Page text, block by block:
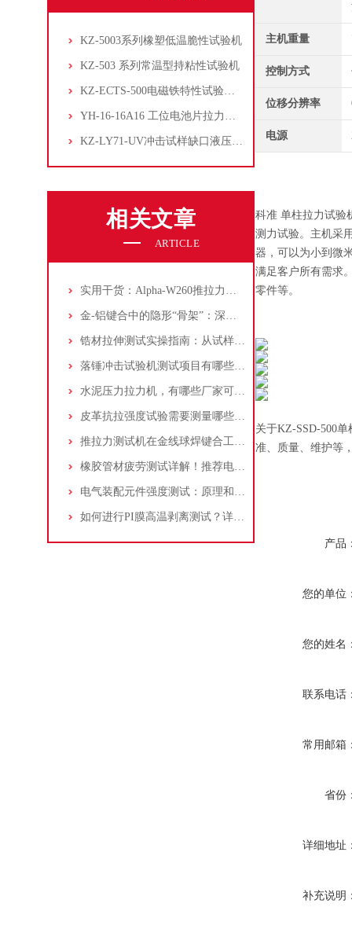
KZ-5003系列橡塑低温脆性试验机
KZ-503 系列常温型持粘性试验机
KZ-ECTS-500电磁铁特性试验系统
YH-16-16A16 工位电池片拉力试验机
KZ-LY71-UV冲击试样缺口液压拉床
相关文章
ARTICLE
实用干货：Alpha-W260推拉力测试机使用教程与注意事项
金-铝键合中的隐形“骨架”：深入解析金属间化合物对剪切性能的影响
锆材拉伸测试实操指南：从试样准备到数据输出的完整流程
落锤冲击试验机测试项目有哪些？五种冲击试验方法及标准介绍
水泥压力拉力机，有哪些厂家可以选择？应该注意什么？
皮革抗拉强度试验需要测量哪些力值数据？
推拉力测试机在金线球焊键合工艺可靠性分析中的应用：附原理与步骤
橡胶管材疲劳测试详解！推荐电动伺服疲劳试验机！
电气装配元件强度测试：原理和仪器解析
如何进行PI膜高温剥离测试？详解原理与操作步骤
主机重量
控制方式
位移分辨率
电源
科准 单柱拉力试验
测力试验。主机采
器，可以为小到微
满足客户所有需求
零件等。
关于KZ-SSD-500
准、质量、维护等
产品
您的单位
您的姓名
联系电话
常用邮箱
省份
详细地址
补充说明